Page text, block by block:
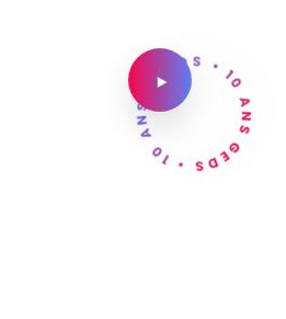
GEDS • 10 ANS • GEDS • 10 ANS •